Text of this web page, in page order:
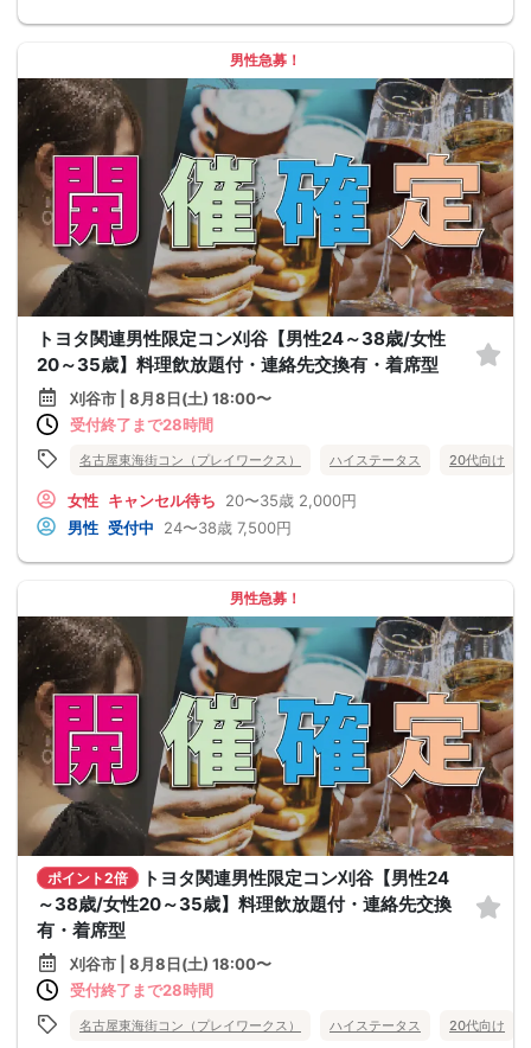
男性急募！
トヨタ関連男性限定コン刈谷【男性24～38歳/女性
20～35歳】料理飲放題付・連絡先交換有・着席型
刈谷市 | 8月8日(土) 18:00〜
受付終了まで28時間
名古屋東海街コン（プレイワークス） ハイステータス 20代向け
女性 キャンセル待ち 20〜35歳 2,000円
男性 受付中 24〜38歳 7,500円
男性急募！
ポイント2倍
トヨタ関連男性限定コン刈谷【男性24
～38歳/女性20～35歳】料理飲放題付・連絡先交換
有・着席型
刈谷市 | 8月8日(土) 18:00〜
受付終了まで28時間
名古屋東海街コン（プレイワークス） ハイステータス 20代向け